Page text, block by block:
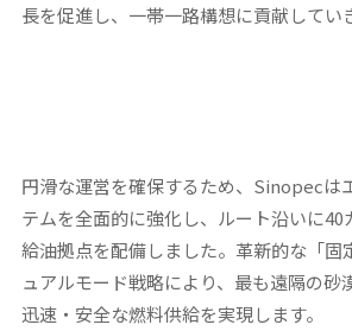
長を促進し、一帯一路構想に貢献してい
円滑な運営を確保するため、Sinopecは
テムを全面的に強化し、ルート沿いに
給油拠点を配備しました。革新的な「固
ュアルモード戦略により、最も遠隔の砂
迅速・安全な燃料供給を実現します。